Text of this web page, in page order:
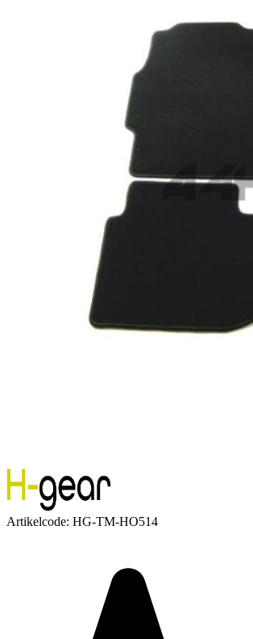
Artikelcode: HG-TM-HO514